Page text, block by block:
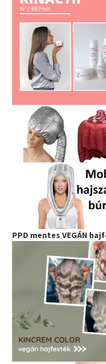
PPD mentes VEGÁN